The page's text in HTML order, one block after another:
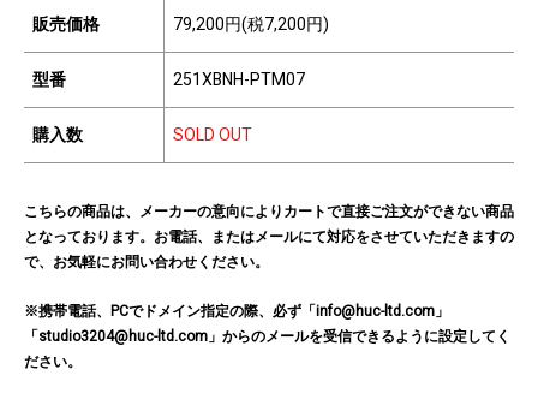
販売価格 79,200円(税7,200円)
型番 251XBNH-PTM07
購入数 SOLD OUT
こちらの商品は、メーカーの意向によりカートで直接ご注文ができない商品
となっております。お電話、またはメールにて対応をさせていただきますの
で、お気軽にお問い合わせください。
※携帯電話、PCでドメイン指定の際、必ず「info@huc-ltd.com」
「studio3204@huc-ltd.com」からのメールを受信できるように設定してく
ださい。